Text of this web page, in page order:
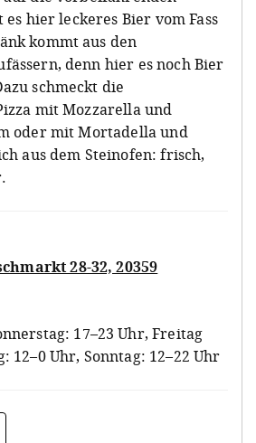
hier leckeres Bier vom Fass
kommt aus den
denn hier es noch Bier
schmeckt die
mit Mozzarella und
oder mit Mortadella und
aus dem Steinofen: frisch,
28-32, 20359
17–23 Uhr, Freitag
12–0 Uhr, Sonntag: 12–22 Uhr